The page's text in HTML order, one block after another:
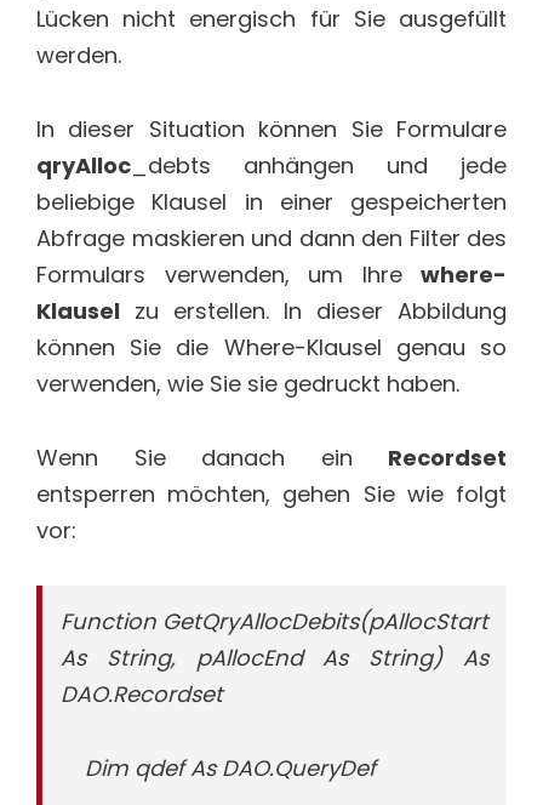
Lücken nicht energisch für Sie ausgefüllt
werden.
In dieser Situation können Sie Formulare
qryAlloc_debts anhängen und jede
beliebige Klausel in einer gespeicherten
Abfrage maskieren und dann den Filter des
Formulars verwenden, um Ihre where-
Klausel zu erstellen. In dieser Abbildung
können Sie die Where-Klausel genau so
verwenden, wie Sie sie gedruckt haben.
Wenn Sie danach ein Recordset
entsperren möchten, gehen Sie wie folgt
vor:
Function GetQryAllocDebits(pAllocStart
As String, pAllocEnd As String) As
DAO.Recordset
Dim qdef As DAO.QueryDef